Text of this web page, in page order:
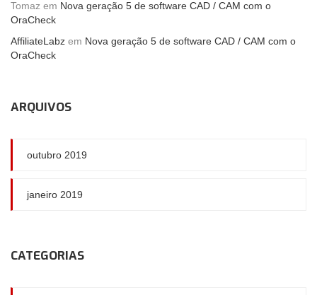
Tomaz em Nova geração 5 de software CAD / CAM com o
OraCheck
AffiliateLabz em Nova geração 5 de software CAD / CAM com o
OraCheck
ARQUIVOS
outubro 2019
janeiro 2019
CATEGORIAS